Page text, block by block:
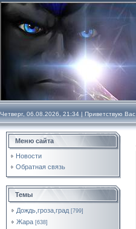
Четверг, 06.08.2026, 21:34 | Приветствую Вас
Меню сайта
Новости
Обратная связь
Темы
Дождь,гроза,град [799]
Жара [638]